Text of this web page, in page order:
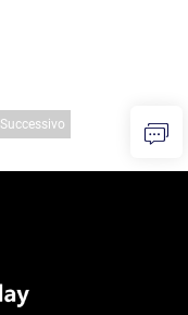
Successivo